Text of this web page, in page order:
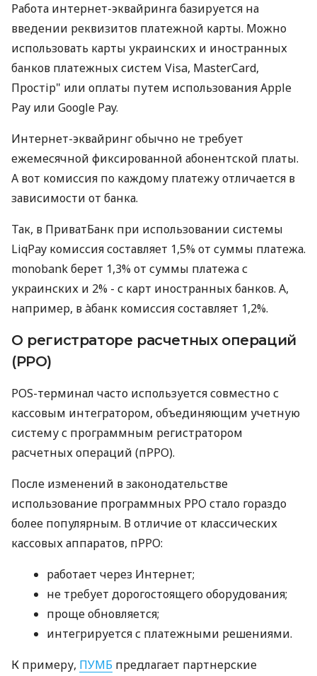
Работа интернет-эквайринга базируется на
введении реквизитов платежной карты. Можно
использовать карты украинских и иностранных
банков платежных систем Visa, MasterCard,
Простір" или оплаты путем использования Apple
Pay или Google Pay.
Интернет-эквайринг обычно не требует
ежемесячной фиксированной абонентской платы.
А вот комиссия по каждому платежу отличается в
зависимости от банка.
Так, в ПриватБанк при использовании системы
LiqPay комиссия составляет 1,5% от суммы платежа.
monobank берет 1,3% от суммы платежа с
украинских и 2% - с карт иностранных банков. А,
например, в àбанк комиссия составляет 1,2%.
О регистраторе расчетных операций
(РРО)
POS-терминал часто используется совместно с
кассовым интегратором, объединяющим учетную
систему с программным регистратором
расчетных операций (пРРО).
После изменений в законодательстве
использование программных РРО стало гораздо
более популярным. В отличие от классических
кассовых аппаратов, пРРО:
работает через Интернет;
не требует дорогостоящего оборудования;
проще обновляется;
интегрируется с платежными решениями.
К примеру, ПУМБ предлагает партнерские